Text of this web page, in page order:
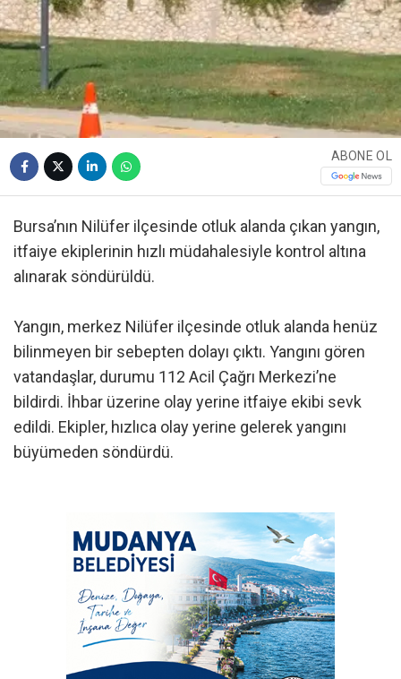
ABONE OL
Bursa’nın Nilüfer ilçesinde otluk alanda çıkan yangın,
itfaiye ekiplerinin hızlı müdahalesiyle kontrol altına
alınarak söndürüldü.
Yangın, merkez Nilüfer ilçesinde otluk alanda henüz
bilinmeyen bir sebepten dolayı çıktı. Yangını gören
vatandaşlar, durumu 112 Acil Çağrı Merkezi’ne
bildirdi. İhbar üzerine olay yerine itfaiye ekibi sevk
edildi. Ekipler, hızlıca olay yerine gelerek yangını
büyümeden söndürdü.